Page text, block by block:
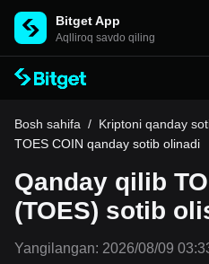
Bitget App
Aqlliroq savdo qiling
Bosh sahifa / Kriptoni qanday
TOES COIN qanday sotib olinadi
Qanday qilib
(TOES) sotib
Yangilangan: 2026/08/09